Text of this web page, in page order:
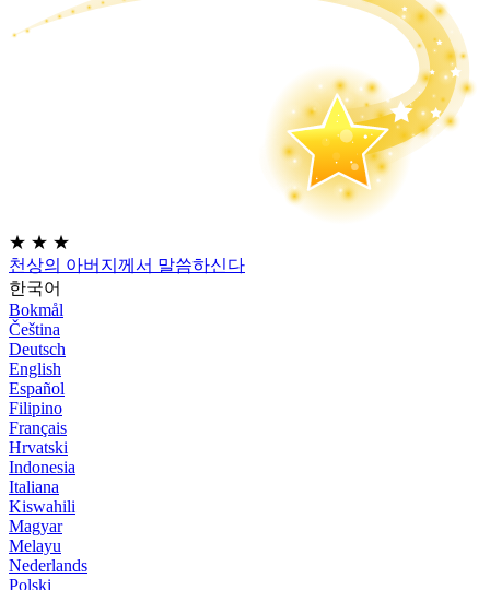
★ ★ ★
천상의 아버지께서 말씀하신다
한국어
Bokmål
Čeština
Deutsch
English
Español
Filipino
Français
Hrvatski
Indonesia
Italiana
Kiswahili
Magyar
Melayu
Nederlands
Polski